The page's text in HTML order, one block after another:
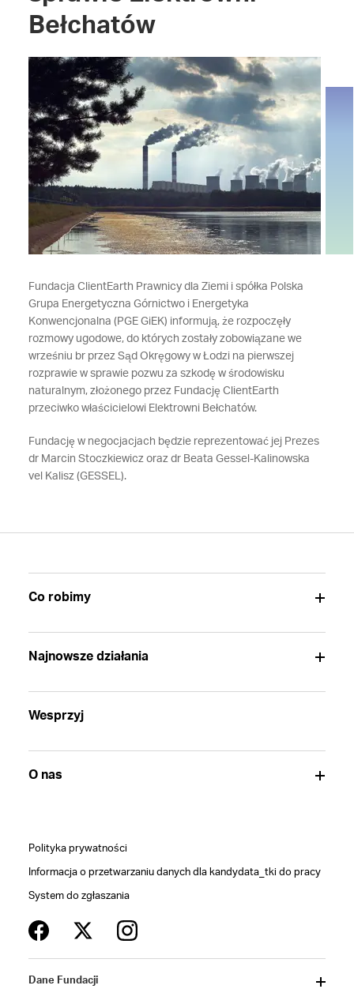
Bełchatów
Fundacja ClientEarth Prawnicy dla Ziemi i spółka Polska
Grupa Energetyczna Górnictwo i Energetyka
Konwencjonalna (PGE GiEK) informują, że rozpoczęły
rozmowy ugodowe, do których zostały zobowiązane we
wrześniu br przez Sąd Okręgowy w Łodzi na pierwszej
rozprawie w sprawie pozwu za szkodę w środowisku
naturalnym, złożonego przez Fundację ClientEarth
przeciwko właścicielowi Elektrowni Bełchatów.
Fundację w negocjacjach będzie reprezentować jej Prezes
dr Marcin Stoczkiewicz oraz dr Beata Gessel-Kalinowska
vel Kalisz (GESSEL).
Co robimy
Najnowsze działania
Wesprzyj
O nas
Polityka prywatności
Informacja o przetwarzaniu danych dla kandydata_tki do pracy
System do zgłaszania
Dane Fundacji